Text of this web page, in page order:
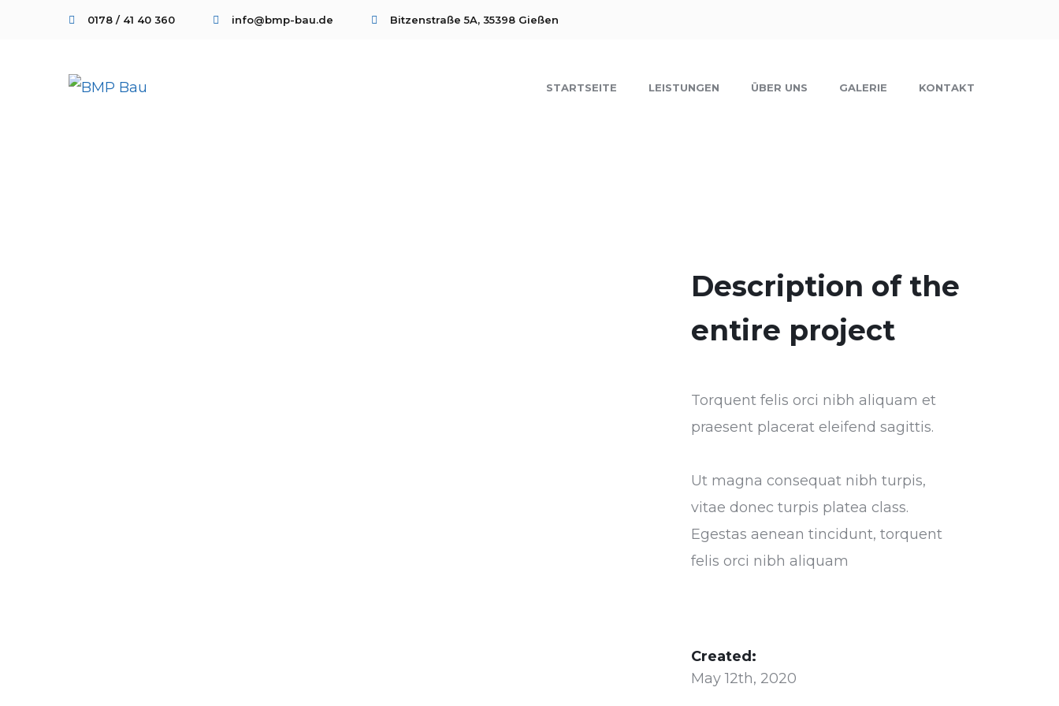
0178 / 41 40 360 info@bmp-bau.de Bitzenstraße 5A, 35398 Gießen
STARTSEITE LEISTUNGEN ÜBER UNS GALERIE KONTAKT
Description of the
entire project
Torquent felis orci nibh aliquam et
praesent placerat eleifend sagittis.
Ut magna consequat nibh turpis,
vitae donec turpis platea class.
Egestas aenean tincidunt, torquent
felis orci nibh aliquam
Created:
May 12th, 2020